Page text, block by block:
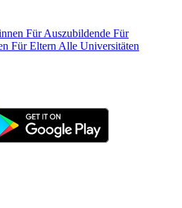
Für Auszubildende Für
Für Eltern Alle Universitäten